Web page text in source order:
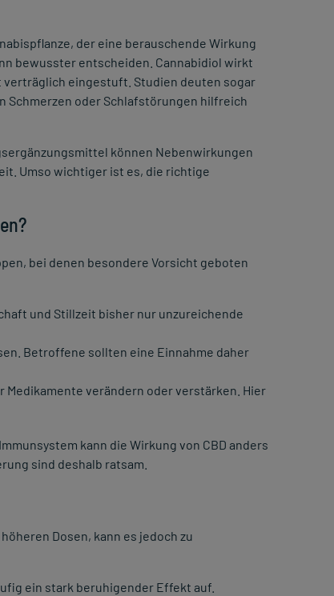
der eine berauschende Wirkung
bewusster entscheiden. Cannabidiol wirkt
verträglich eingestuft. Studien deuten sogar
Schmerzen oder Schlafstörungen hilfreich
können Nebenwirkungen
Umso wichtiger ist es, die richtige
bei denen besondere Vorsicht geboten
und Stillzeit bisher nur unzureichende
Betroffene sollten eine Einnahme daher
Medikamente verändern oder verstärken. Hier
kann die Wirkung von CBD anders
sind deshalb ratsam.
Dosen, kann es jedoch zu
ein stark beruhigender Effekt auf.